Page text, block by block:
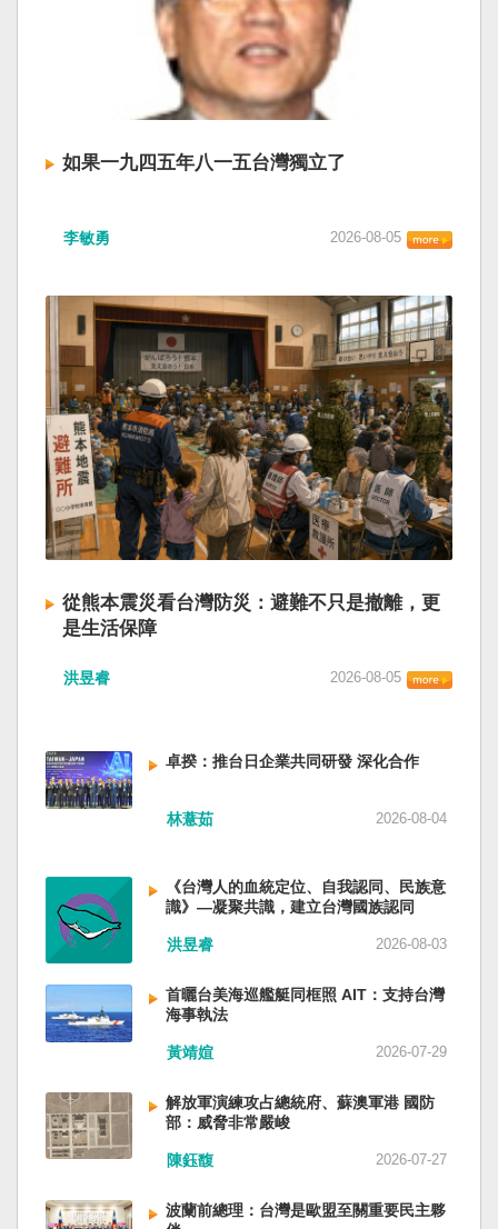
的肯定，面對中國「民促法」的威脅，台灣不會
接受統戰滲透和紅色恐怖、不會坐視中國將壓迫
黑手伸進台灣，或任何自由國家與地區。 賴清德
強調，台灣會以行動積極響應，落實「集體防
禦、責任分擔」，並將持續提升國防力量、強化
量，確保印太區域的和平穩定；台灣也將善用
韌性，讓彼此的國家更安全更繁榮。 最後，賴清
斷，台灣有堅定的意志，確保民主燈塔永明，自
由基石永固。
三大核心指標同步跌穿榮枯線，習近平的梭哈
（孤注一擲）失敗，在會議文件上不得不兩處承
認「困難」。 一處是「有效應對各種外部衝擊和
內部困難」，後面提及「要高度重視經濟運行中
的困難挑戰」。其後各段落所說的例如公平競
企業帳款拖欠問題」，更暴露企業之間拖欠已經
到「兜牢基層『三保』底線」和「抓好『一老一
精氣神，不斷創造高質量發展新業績」。不懂什
麼是「精氣神」，還以為是假文件，是新時代習
近平思想嗎？ 最後一句是「會議還研究了其他事
項。」這是每次外媒最感興趣的問題，那就是人
事問題。港媒大做文章，排查二十屆中央委員清
洗了多少人？這為習近平的進一步獨裁和二十一
大續任鋪平道路。據統計，過去一年，已有十九
名中央委員被官方宣布落馬或罷免全國人大代表
職務。另外還有「失蹤」者。總共接近三十人。
領銜的是兩名政治局委員：軍委副主席張又俠與
新疆黨委書記馬興瑞。 軍方還有原中央軍委副主
立、原軍委政治工作部主任苗華、前信息支援部
隊政委李偉、前陸軍司令員李橋、前中央軍委裝
前空軍政委郭普校、前東部戰區政委劉青松、前
委鍾紹軍等。 黨政系統部分，前廣西政府主席藍
天立、前內蒙古政府主席王莉霞、前中國證監會
主席易會滿、前內蒙古黨委書記孫紹騁、前浙江
信部部長金壯龍、前中央軍民融合辦常務副主任
雷凡培，都是被不正常免職。 最新的河北黨書記
倪岳峰「另有任用」，應該是與德國之聲與紐約
時報披露張家口對海外人士動態控制平台被登錄
有關。 這些大清洗是反映習近平的穩定還是不
安？ （作者林保華為資深時事評論員）
如果一九四五年八一五台灣獨立了
的歷史就不會有中國國民黨，也不會捲入迄今仍
人民共和國接續了，中國是中國，台灣是台灣。
兩岸已有正常外交，中國也可致力提升國民福
祉。 如果一九四五年八一五台灣獨立了，就像二
戰後許多殖民地選擇獨立，成為杭廷頓第二波民
主化的歷史。獨立的台灣會像脫離日本殖民的韓
國，八一五這一天成為獨立紀念日及光復節。不
同於有國家歷史的朝鮮，台灣是新興國家，開展
自己國家的歷史。台灣沒有像朝鮮的左右路線競
逐政權，造成內戰形成南韓、北朝分裂國家的歷
史。或許會有左右路線政黨，形塑台灣的國家之
路。 如果一九四五年八一五台灣獨立了，一九四
九年中華人民共和國革命推翻中華民國，中國國
民黨蔣介石政權只能選擇海南島，國共競鬥的歷
史就會是另一種局面，與台灣無關。台灣沒有中
國問題，中國也沒有台灣問題。台灣與中國也不
四五年八一五台灣獨立了，台灣會成為東亞漢字
語，一如新加坡留下英文，本土原有的福佬話、
客家話、原住民各族語也不會被壓迫。 如果一九
四五年八一五台灣獨立了，台灣早已是聯合國會
員國，也不至於迄今仍以國體不明的身分爭取加
爭。當然也沒有以反共為名、行專政之實的卅八
年戒嚴讓許多政治受難者的母親長期在黑夜哭
泣。 如果一九四五年八一五台灣獨立了，台灣早
已民主化，不必有長期戒嚴體制的壓迫，也沒有
群落留下來的遺民問題。漢字文化圈的國家台灣
會傳承更多日本留下來的風貌，如果吸引中國人
來台也是中國僑民或台灣新住民、新國民，而不
了，台灣早就是一個小而美的民主國家，不必在
國民養成過程的教育被教導成一個虛構的大國，
也不會有見證二二八事件的美國副領事葛超智
萬六千多平方公里的美麗島嶼群落，中央山脈南
北相連，四面海域環抱，是島嶼國度不是大陸國
李敏勇 2026-08-05
從熊本震災看台灣防災：避難不只是撤離，更
是生活保障
援速度與災後重建受到關注，避難所管理也成為
樣位於地震頻繁區域的台灣，防災工作不能只關
注災害發生後如何救援，更要思考受災者如何在
避難期間獲得安全且有尊嚴的生活。 台灣多年來
累積不少災害應變經驗，但每當重大災害發生，
者，即使面臨撤離要求，也不願離開自己的家
園，讓第一線執行撤離工作的公務人員承受壓
力。 表面上看，這似乎是防災意識不足；但更深
層的問題是，我們是否建立了一套讓人民願意避
只是住所，更是多年生活累積的情感依靠。離開
熟悉環境，本身就是重大心理挑戰。如果避難場
所只是學校體育館或公共禮堂，提供基本收容功
活便利性，民眾自然可能對撤離有所抗拒。 因
此，現代防災不能只是「把人帶離危險區域」，
而要建立讓人民相信「離開家後仍能受到妥善照
障礙者等需求，包括降溫設備、電力備援、醫療
支援與基本生活品質。 在重大災害應變中，台灣
洪昱睿 2026-08-05
卓揆：推台日企業共同研發 深化合作
林薏茹 2026-08-04
《台灣人的血統定位、自我認同、民族意
識》—凝聚共識，建立台灣國族認同
洪昱睿 2026-08-03
首曬台美海巡艦艇同框照 AIT：支持台灣
海事執法
黃靖媗 2026-07-29
解放軍演練攻占總統府、蘇澳軍港 國防
部：威脅非常嚴峻
陳鈺馥 2026-07-27
波蘭前總理：台灣是歐盟至關重要民主夥